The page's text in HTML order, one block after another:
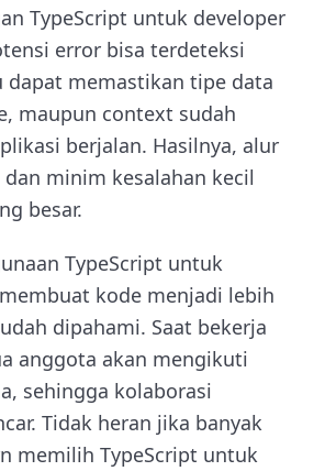
TypeScript untuk developer
error bisa terdeteksi
dapat memastikan tipe data
maupun context sudah
berjalan. Hasilnya, alur
minim kesalahan kecil
besar.
TypeScript untuk
kode menjadi lebih
dipahami. Saat bekerja
anggota akan mengikuti
sehingga kolaborasi
Tidak heran jika banyak
memilih TypeScript untuk